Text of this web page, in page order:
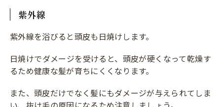
紫外線
紫外線を浴びると頭皮も日焼けします。
日焼けでダメージを受けると、頭皮が硬くなって乾燥す
るため健康な髪が育ちにくくなります。
また、頭皮だけでなく髪にもダメージが与えられてしま